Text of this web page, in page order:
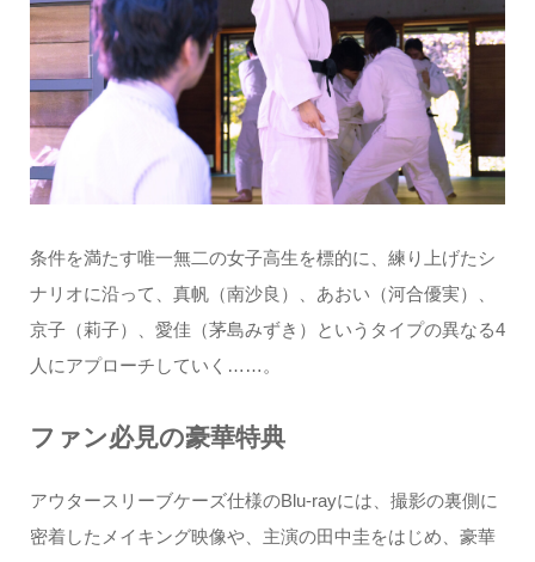
条件を満たす唯一無二の女子高生を標的に、練り上げたシ
ナリオに沿って、真帆（南沙良）、あおい（河合優実）、
京子（莉子）、愛佳（茅島みずき）というタイプの異なる4
人にアプローチしていく……。
ファン必見の豪華特典
アウタースリーブケーズ仕様のBlu-rayには、撮影の裏側に
密着したメイキング映像や、主演の田中圭をはじめ、豪華